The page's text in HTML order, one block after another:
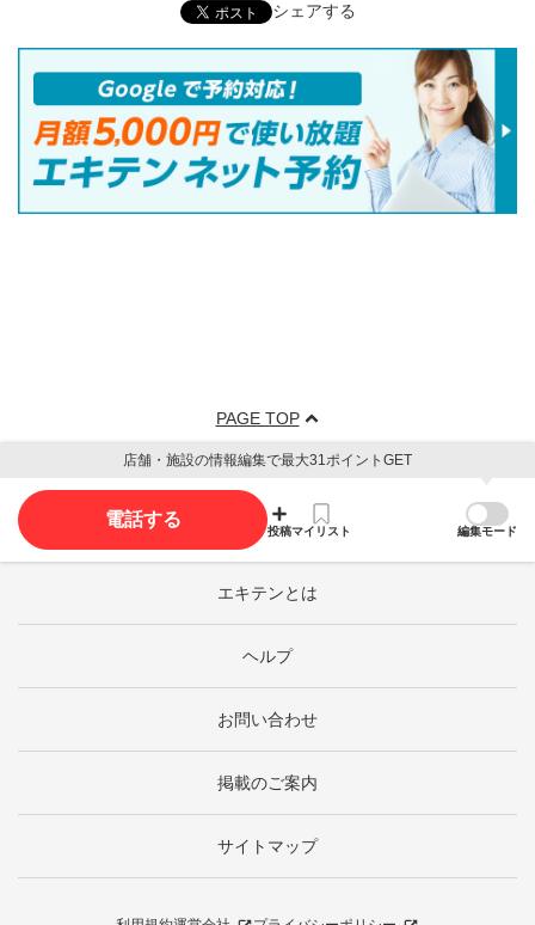
シェアする
PAGE TOP
店舗・施設の情報編集で最大31ポイントGET
電話する
投稿マイリスト 編集モード
エキテンとは
ヘルプ
お問い合わせ
掲載のご案内
サイトマップ